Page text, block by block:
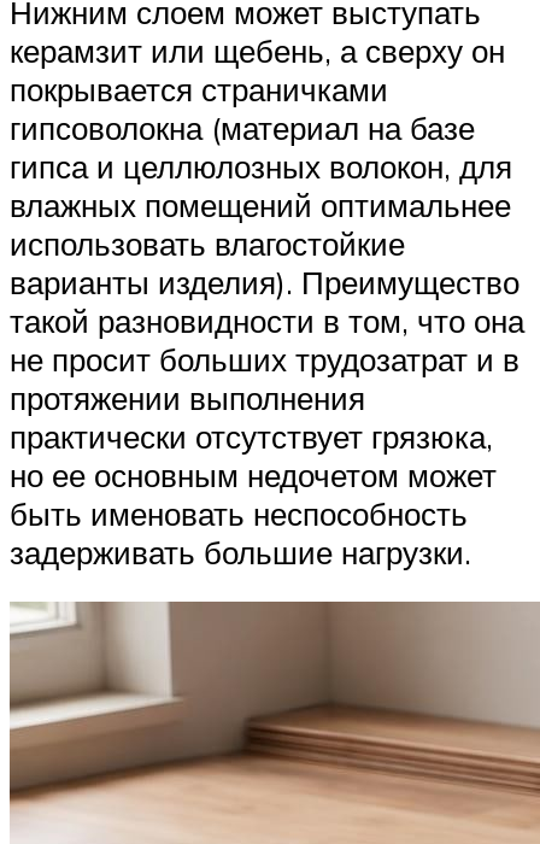
Нижним слоем может выступать
керамзит или щебень, а сверху он
покрывается страничками
гипсоволокна (материал на базе
гипса и целлюлозных волокон, для
влажных помещений оптимальнее
использовать влагостойкие
варианты изделия). Преимущество
такой разновидности в том, что она
не просит больших трудозатрат и в
протяжении выполнения
практически отсутствует грязюка,
но ее основным недочетом может
быть именовать неспособность
задерживать большие нагрузки.